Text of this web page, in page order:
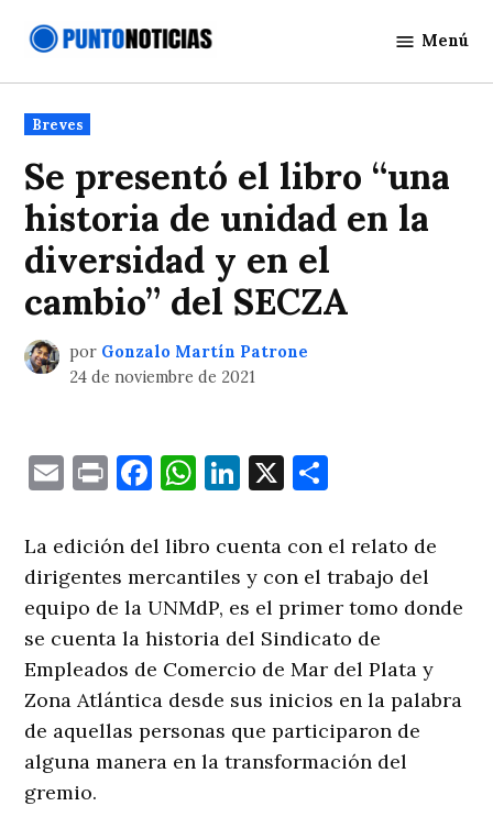
Noticias
Menú
Publicado
en
Breves
Se presentó el libro “una
historia de unidad en la
diversidad y en el
cambio” del SECZA
por Gonzalo Martín Patrone
24 de noviembre de 2021
EmailPrintFacebook
WhatsApp
LinkedIn
X
La edición del libro cuenta con el relato de
dirigentes mercantiles y con el trabajo del
equipo de la UNMdP, es el primer tomo donde
se cuenta la historia del Sindicato de
Empleados de Comercio de Mar del Plata y
Zona Atlántica desde sus inicios en la palabra
de aquellas personas que participaron de
alguna manera en la transformación del
gremio.